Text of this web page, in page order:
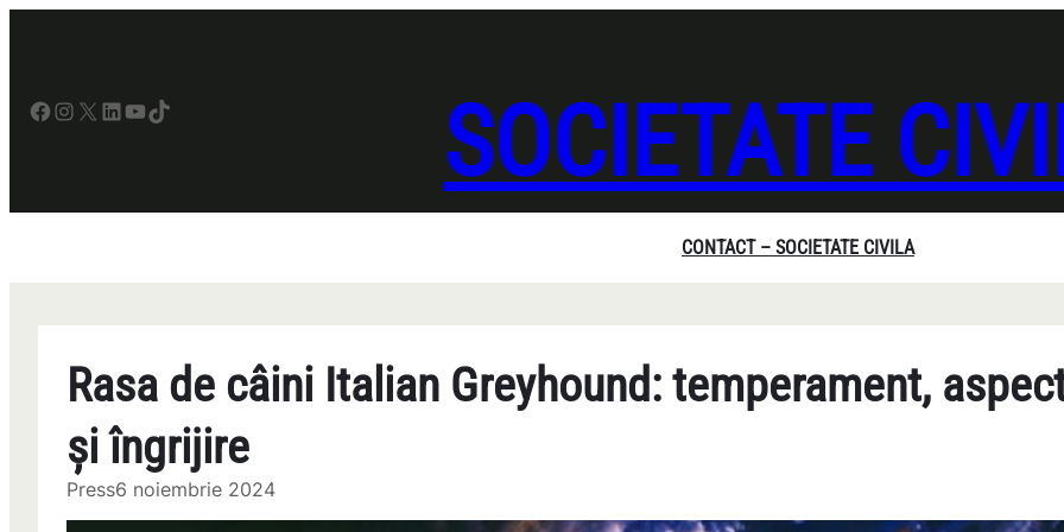
Facebook InstagramX LinkedIn YouTube TikTok SOCIETATE
CONTACT – SOCIETATE CIVILA
Rasa de câini Italian Greyhound: temperament,
și îngrijire
Press6 noiembrie 2024